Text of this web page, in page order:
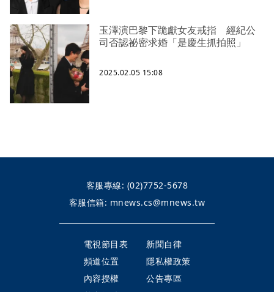
玉澤演巴黎下跪獻女友戒指 經紀公
司否認祕密求婚「是慶生抓拍照」
2025.02.05 15:08
客服專線: (02)7752-5678
客服信箱: mnews.cs@mnews.tw
電視節目表
新聞自律
頻道位置
隱私權政策
內容授權
公告專區